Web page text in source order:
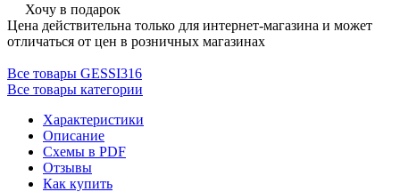
Хочу в подарок
Цена действительна только для интернет-магазина и может
отличаться от цен в розничных магазинах
Все товары GESSI316
Все товары категории
Характеристики
Описание
Схемы в PDF
Отзывы
Как купить